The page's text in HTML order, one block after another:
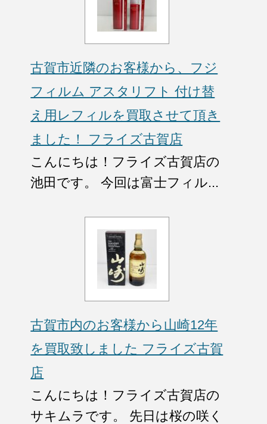
古賀市近隣のお客様から、フジ
フィルム アスタリフト 付け替
え用レフィルを買取させて頂き
ました！ フライズ古賀店
こんにちは！フライズ古賀店の
池田です。 今回は富士フィル...
古賀市内のお客様から山崎12年
を買取致しました フライズ古賀
店
こんにちは！フライズ古賀店の
サキムラです。 先日は桜の咲く